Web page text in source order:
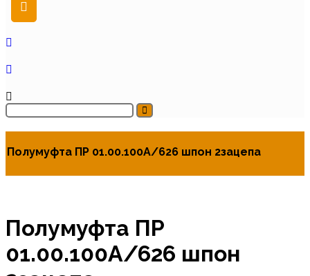
Полумуфта ПР 01.00.100А/626 шпон 2зацепа
Полумуфта ПР
01.00.100А/626 шпон